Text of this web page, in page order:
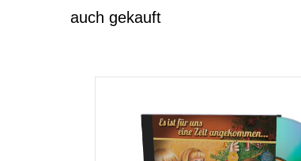
auch gekauft